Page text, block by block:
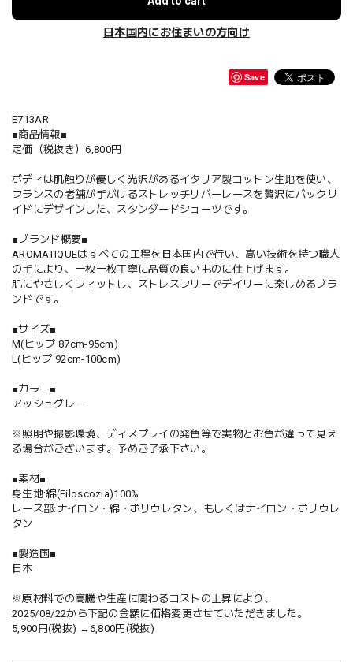
日本国内にお住まいの方向け
Save
E713AR
■商品情報■
定価（税抜き）6,800円
ボディは肌触りが優しく光沢があるイタリア製コットン生地を使い、
フランスの老舗が手がけるストレッチリバーレースを贅沢にバックサ
イドにデザインした、スタンダードショーツです。
■ブランド概要■
AROMATIQUEはすべての工程を日本国内で行い、高い技術を持つ職人
の手により、一枚一枚丁寧に品質の良いものに仕上げます。
肌にやさしくフィットし、ストレスフリーでデイリーに楽しめるブラ
ンドです。
■サイズ■
M(ヒップ 87cm-95cm)
L(ヒップ 92cm-100cm)
■カラー■
アッシュグレー
※照明や撮影環境、ディスプレイの発色等で実物とお色が違って見え
る場合がございます。予めご了承下さい。
■素材■
身生地:綿(Filoscozia)100%
レース部:ナイロン・綿・ポリウレタン、もしくはナイロン・ポリウレ
タン
■製造国■
日本
※原材料での高騰や生産に関わるコストの上昇により、
2025/08/22から下記の金額に価格変更させていただきました。
5,900円(税抜) →6,800円(税抜)